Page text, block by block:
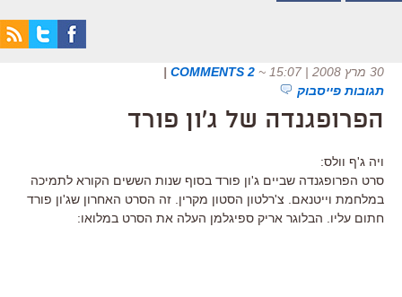
30 מרץ 2008 | 15:07 ~
2 COMMENTS
|
תגובות פייסבוק
הפרופגנדה של ג'ון פורד
ויה ג'ף וולס:
סרט הפרופגנדה שביים ג'ון פורד בסוף שנות הששים הקורא לתמיכה
במלחמת וייטנאם. צ'רלטון הסטון מקרין. זה הסרט האחרון שג'ון פורד
חתום עליו. הבלוגר אריק ספיגלמן העלה את הסרט במלואו: